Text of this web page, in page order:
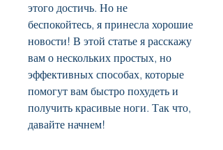
этого достичь. Но не
беспокойтесь, я принесла хорошие
новости! В этой статье я расскажу
вам о нескольких простых, но
эффективных способах, которые
помогут вам быстро похудеть и
получить красивые ноги. Так что,
давайте начнем!